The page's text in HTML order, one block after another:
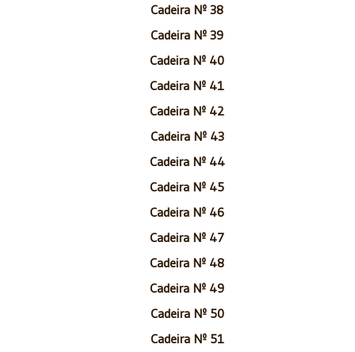
Cadeira Nº 38
Cadeira Nº 39
Cadeira Nº 40
Cadeira Nº 41
Cadeira Nº 42
Cadeira Nº 43
Cadeira Nº 44
Cadeira Nº 45
Cadeira Nº 46
Cadeira Nº 47
Cadeira Nº 48
Cadeira Nº 49
Cadeira Nº 50
Cadeira Nº 51